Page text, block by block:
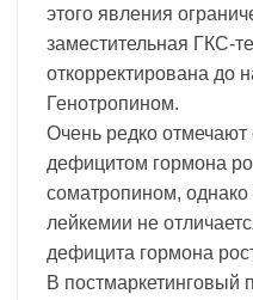
этого явления
заместительная ГКС-
откорректирована до
Генотропином.
Очень редко отмечают
дефицитом гормона
соматропином, однако
лейкемии не
дефицита гормона
В постмаркетинговый